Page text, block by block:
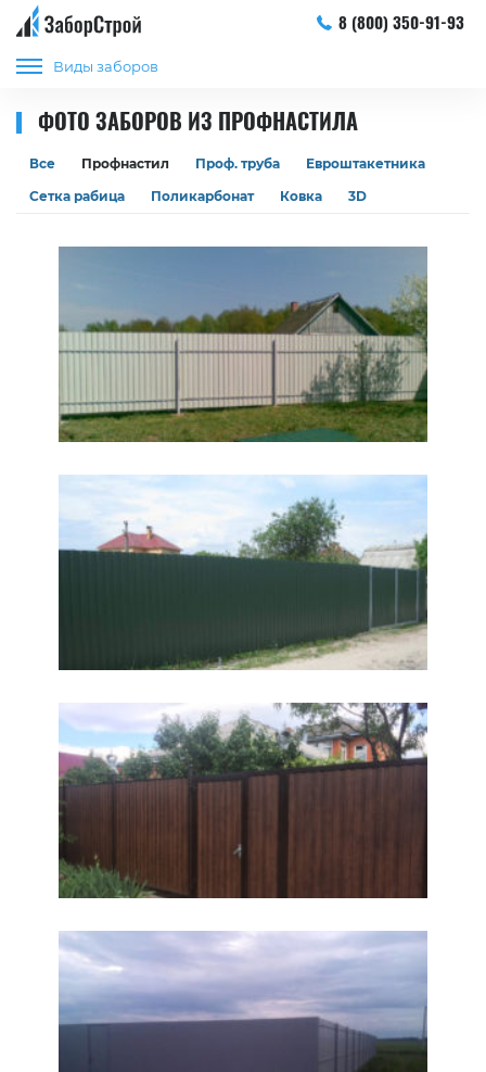
8 (800) 350-91-93
Виды заборов
ФОТО ЗАБОРОВ ИЗ ПРОФНАСТИЛА
Все Профнастил Проф. труба
Евроштакетника
Сетка рабица
Поликарбонат Ковка 3D